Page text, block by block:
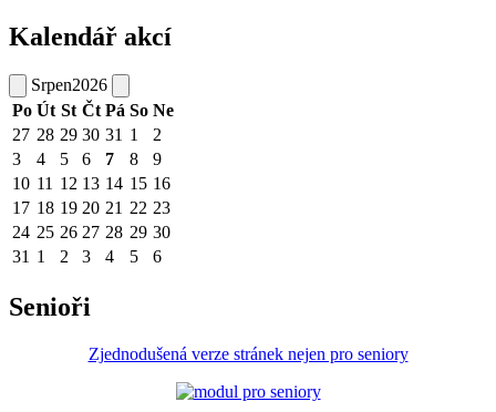
Kalendář akcí
Srpen2026
Po Út St Čt Pá So Ne
27 28 29 30 31 1
2
3
4 5 6 7 8
9
10 11 12 13 14 15 16
17 18 19 20 21 22 23
24 25 26 27 28 29 30
31 1 2 3 4 5 6
Senioři
Zjednodušená verze stránek nejen pro seniory